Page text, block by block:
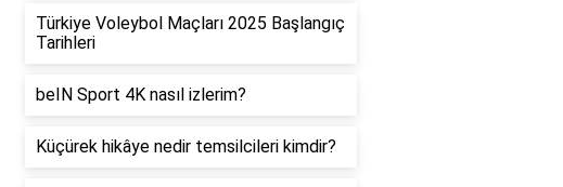
Türkiye Voleybol Maçları 2025 Başlangıç
Tarihleri
beIN Sport 4K nasıl izlerim?
Küçürek hikâye nedir temsilcileri kimdir?